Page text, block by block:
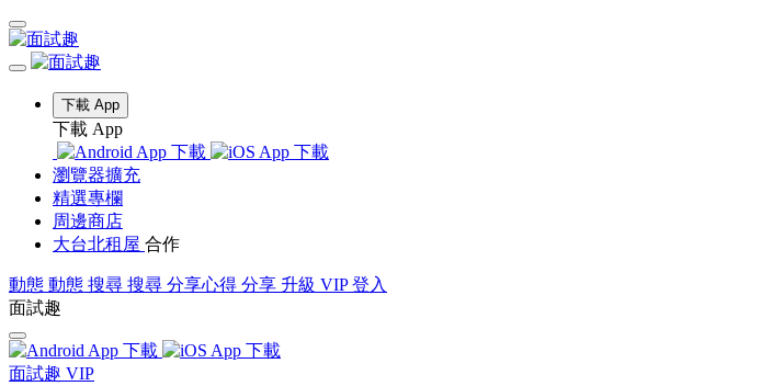
下載 App
下載 App
瀏覽器擴充
精選專欄
周邊商店
大台北租屋 合作
動態 動態 搜尋 搜尋 分享心得 分享 升級 VIP 登入
面試趣
面試趣 VIP